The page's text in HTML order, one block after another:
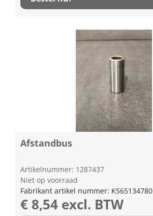
Afstandbus
Artikelnummer: 1287437
Niet op voorraad
Fabrikant artikel nummer: K565134780
€ 8,54 excl. BTW